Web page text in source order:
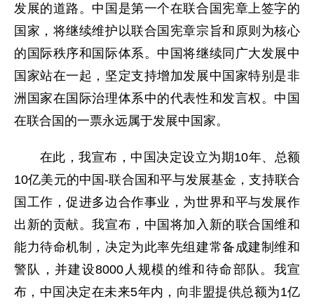
发展的道路。中国是第一个在联合国宪章上签字的
国家，将继续维护以联合国宪章宗旨和原则为核心
的国际秩序和国际体系。中国将继续同广大发展中
国家站在一起，坚定支持增加发展中国家特别是非
洲国家在国际治理体系中的代表性和发言权。中国
在联合国的一票永远属于发展中国家。
在此，我宣布，中国决定设立为期10年、总额
10亿美元的中国-联合国和平与发展基金，支持联合
国工作，促进多边合作事业，为世界和平与发展作
出新的贡献。我宣布，中国将加入新的联合国维和
能力待命机制，决定为此率先组建常备成建制维和
警队，并建设8000人规模的维和待命部队。我宣
布，中国决定在未来5年内，向非盟提供总额为1亿